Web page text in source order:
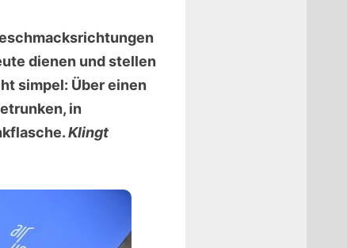
dienen und stellen
simpel: Über einen
in
Klingt